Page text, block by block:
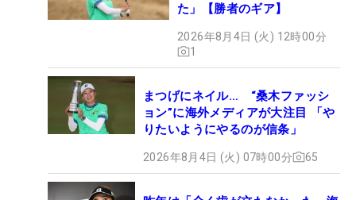
た」【勝者のギア】
2026年8月4日 (火) 12時00分
1
まつげにネイル… “桑木ファッシ
ョン”に海外メディアが大注目 「や
りたいようにやるのが信条」
2026年8月4日 (火) 07時00分 65